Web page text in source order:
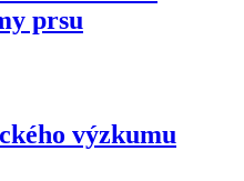
prsu
výzkumu